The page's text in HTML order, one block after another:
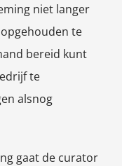
niet langer
te
bereid kunt
te
alsnog
gaat de curator